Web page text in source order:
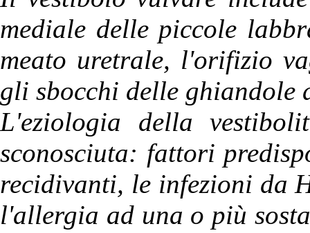
mediale delle piccole
meato uretrale, l'orifizio
gli sbocchi delle ghiandole
L'eziologia della
sconosciuta: fattori
recidivanti, le infezioni da
l'allergia ad una o più